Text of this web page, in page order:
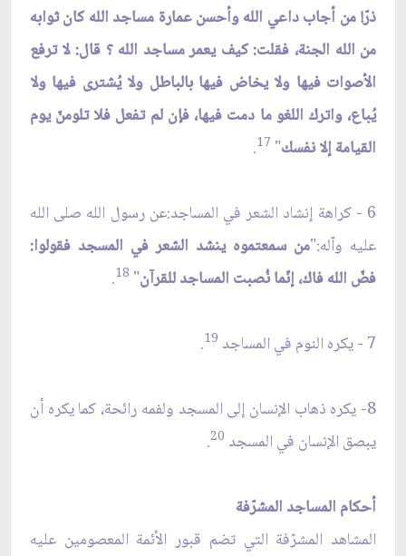
ذرّ! من أجاب داعي الله وأحسن عمارة مساجد الله كان ثوابه
من الله الجنة، فقلت: كيف يعمر مساجد الله ؟ قال: لا ترفع
الأصوات فيها ولا يخاض فيها بالباطل ولا يُشترى فيها ولا
يُباع، واترك اللغو ما دمت فيها، فإن لم تفعل فلا تلومنّ يوم
القيامة إلا نفسك"
17
.
6 - كراهة إنشاد الشعر في المساجد:عن رسول الله صلى الله
عليه وآله:"من سمعتموه ينشد الشعر في المسجد فقولوا:
فضّ الله فاك، إنّما نُصبت المساجد للقرآن"
18
.
7 - يكره النوم في المساجد 19
.
8- يكره ذهاب الإنسان إلى المسجد ولفمه رائحة، كما يكره أن
يبصق الإنسان في المسجد 20
.
أحكام المساجد المشرّفة
المشاهد المشرّفة التي تضم قبور الأئمة المعصومين عليه